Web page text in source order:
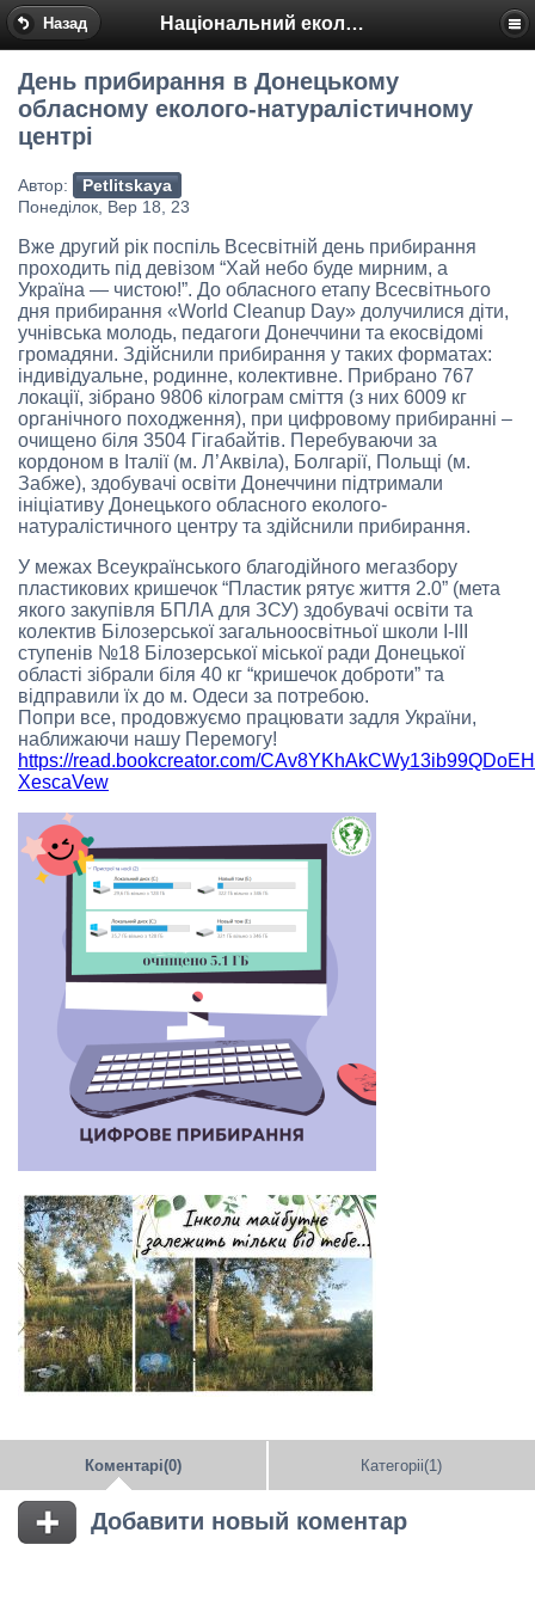
Назад Національний еколого-натуралістичний центр
День прибирання в Донецькому
обласному еколого-натуралістичному
центрі
Автор:
Petlitskaya
Понеділок, Вер 18, 23
Вже другий рік поспіль Всесвітній день прибирання
проходить під девізом “Хай небо буде мирним, а
Україна — чистою!”. До обласного етапу Всесвітнього
дня прибирання «World Cleanup Day» долучилися діти,
учнівська молодь, педагоги Донеччини та екосвідомі
громадяни. Здійснили прибирання у таких форматах:
індивідуальне, родинне, колективне. Прибрано 767
локації, зібрано 9806 кілограм сміття (з них 6009 кг
органічного походження), при цифровому прибиранні –
очищено біля 3504 Гігабайтів. Перебуваючи за
кордоном в Італії (м. Л’Аквіла), Болгарії, Польщі (м.
Забже), здобувачі освіти Донеччини підтримали
ініціативу Донецького обласного еколого-
натуралістичного центру та здійснили прибирання.
У межах Всеукраїнського благодійного мегазбору
пластикових кришечок “Пластик рятує життя 2.0” (мета
якого закупівля БПЛА для ЗСУ) здобувачі освіти та
колектив Білозерської загальноосвітньої школи І-ІІІ
ступенів №18 Білозерської міської ради Донецької
області зібрали біля 40 кг “кришечок доброти” та
відправили їх до м. Одеси за потребою.
Попри все, продовжуємо працювати задля України,
наближаючи нашу Перемогу!
https://read.bookcreator.com/
XescaVew
Коментарі(0) Категоріі(1)
Добавити новый коментар